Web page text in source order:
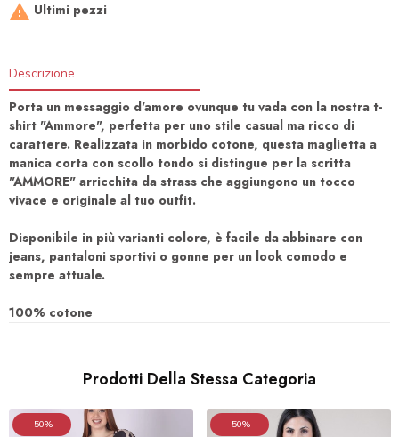
 Ultimi pezzi
Descrizione
Porta un messaggio d'amore ovunque tu vada con la nostra t-
shirt "Ammore", perfetta per uno stile casual ma ricco di
carattere. Realizzata in morbido cotone, questa maglietta a
manica corta con scollo tondo si distingue per la scritta
"AMMORE" arricchita da strass che aggiungono un tocco
vivace e originale al tuo outfit.
Disponibile in più varianti colore, è facile da abbinare con
jeans, pantaloni sportivi o gonne per un look comodo e
sempre attuale.
100% cotone
Prodotti Della Stessa Categoria
-50% -50%